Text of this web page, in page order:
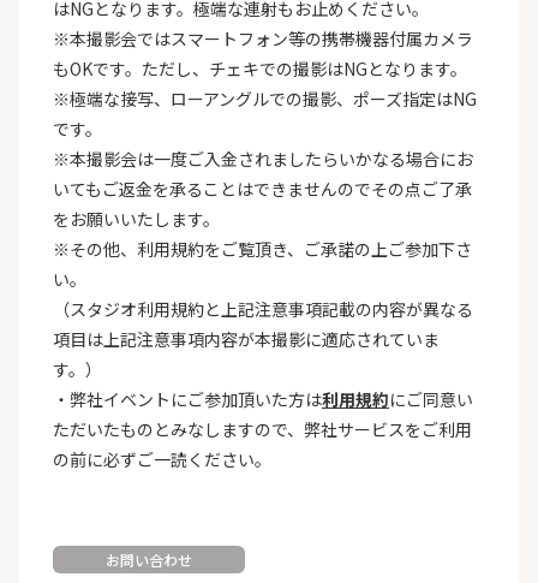
はNGとなります。極端な連射もお止めください。
※本撮影会ではスマートフォン等の携帯機器付属カメラ
もOKです。ただし、チェキでの撮影はNGとなります。
※極端な接写、ローアングルでの撮影、ポーズ指定はNG
です。
※本撮影会は一度ご入金されましたらいかなる場合にお
いてもご返金を承ることはできませんのでその点ご了承
をお願いいたします。
※その他、利用規約をご覧頂き、ご承諾の上ご参加下さ
い。
（スタジオ利用規約と上記注意事項記載の内容が異なる
項目は上記注意事項内容が本撮影に適応されていま
す。）
・弊社イベントにご参加頂いた方は利用規約にご同意い
ただいたものとみなしますので、弊社サービスをご利用
の前に必ずご一読ください。
お問い合わせ